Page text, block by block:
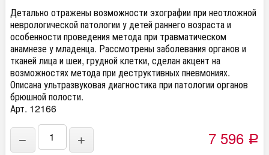
Детально отражены возможности эхографии при неотложной
неврологической патологии у детей раннего возраста и
особенности проведения метода при травматическом
анамнезе у младенца. Рассмотрены заболевания органов и
тканей лица и шеи, грудной клетки, сделан акцент на
возможностях метода при деструктивных пневмониях.
Описана ультразвуковая диагностика при патологии органов
брюшной полости.
Арт. 12166
− + 7 596 Р